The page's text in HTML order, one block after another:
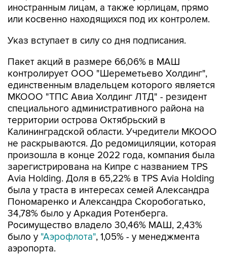
иностранным лицам, а также юрлицам, прямо
или косвенно находящихся под их контролем.
Указ вступает в силу со дня подписания.
Пакет акций в размере 66,06% в МАШ
контролирует ООО "Шереметьево Холдинг",
единственным владельцем которого является
МКООО "ТПС Авиа Холдинг ЛТД" - резидент
специального административного района на
территории острова Октябрьский в
Калининградской области. Учредители МКООО
не раскрываются. До редомициляции, которая
произошла в конце 2022 года, компания была
зарегистрирована на Кипре с названием TPS
Avia Holding. Доля в 65,22% в TPS Avia Holding
была у траста в интересах семей Александра
Пономаренко и Александра Скоробогатько,
34,78% было у Аркадия Ротенберга.
Росимущество владело 30,46% МАШ, 2,43%
было у "Аэрофлота", 1,05% - у менеджмента
аэропорта.